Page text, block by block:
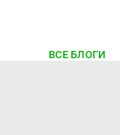
ВСЕ БЛОГИ